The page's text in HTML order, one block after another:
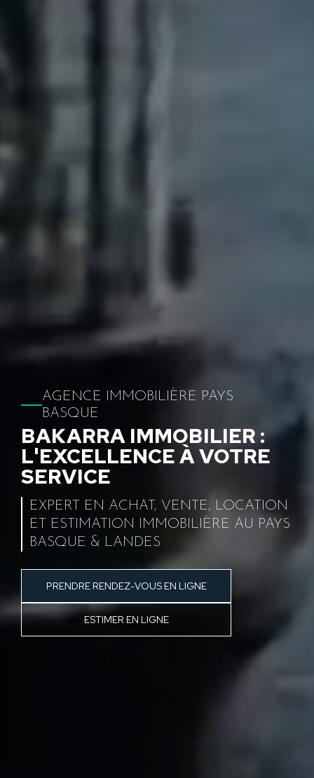
AGENCE IMMOBILIÈRE PAYS
BASQUE
BAKARRA IMMOBILIER :
L'EXCELLENCE À VOTRE
SERVICE
EXPERT EN ACHAT, VENTE, LOCATION
ET ESTIMATION IMMOBILIÈRE AU PAYS
BASQUE & LANDES
PRENDRE RENDEZ-VOUS EN LIGNE
ESTIMER EN LIGNE